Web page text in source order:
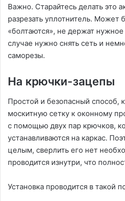
Важно. Старайтесь делать это
разрезать уплотнитель. Может
«болтаются», не держат
случае нужно снять сеть и
саморезы.
На крючки-зацепы
Простой и безопасный способ,
москитную сетку к оконному
с помощью двух пар крючков,
устанавливаются на каркас.
целым, сверлить его нет
проводится изнутри, что
Установка проводится в такой